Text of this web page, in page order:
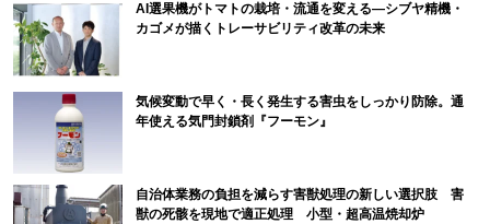
AI選果機がトマトの栽培・流通を変える―シブヤ精機・
カゴメが描くトレーサビリティ改革の未来
気候変動で早く・長く発生する害虫をしっかり防除。通
年使える気門封鎖剤『フーモン』
自治体業務の負担を減らす害獣処理の新しい選択肢 害
獣の死骸を現地で適正処理 小型・超高温焼却炉